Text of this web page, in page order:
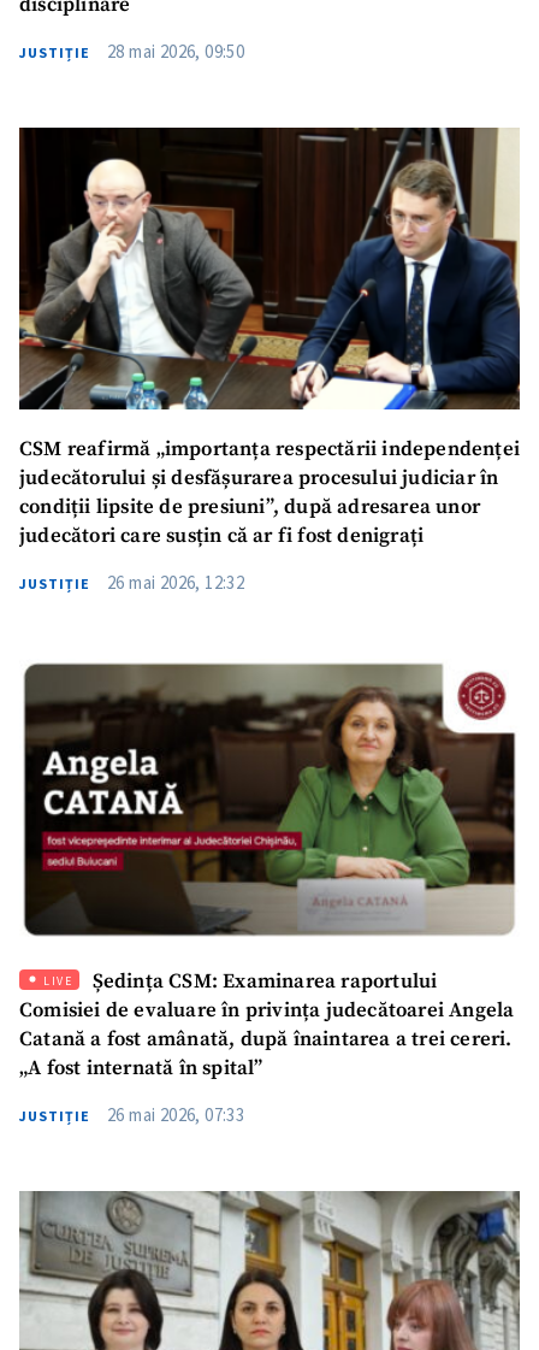
Trimite o informație
Despre ZdG
in English
на русском
JUSTIȚIE 28 mai 2026, 09:50
CSM reafirmă „importanța respectării independenței
judecătorului și desfășurarea procesului judiciar în
condiții lipsite de presiuni”, după adresarea unor
judecători care susțin că ar fi fost denigrați
JUSTIȚIE 26 mai 2026, 12:32
LIVE
Ședința CSM: Examinarea raportului
Comisiei de evaluare în privința judecătoarei Angela
Catană a fost amânată, după înaintarea a trei cereri.
„A fost internată în spital”
JUSTIȚIE 26 mai 2026, 07:33